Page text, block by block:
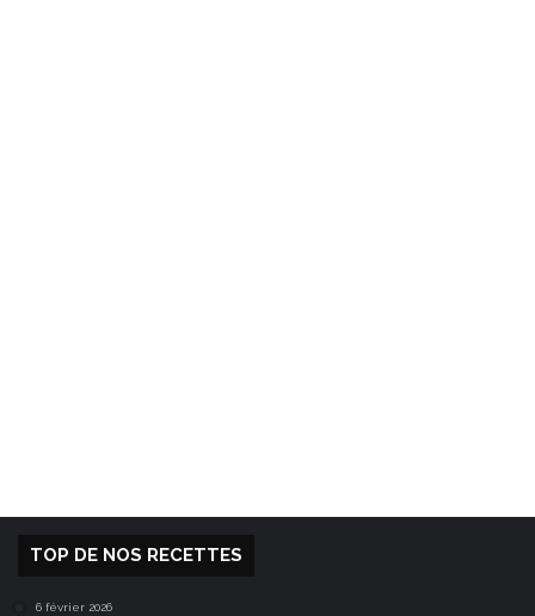
TOP DE NOS RECETTES
6 février 2026